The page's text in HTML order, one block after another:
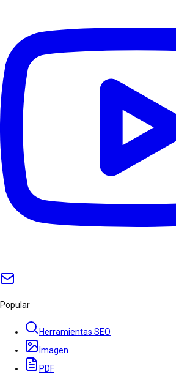
Popular
Herramientas SEO
Imagen
PDF